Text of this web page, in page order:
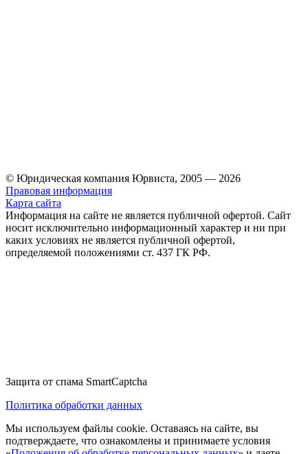
© Юридическая компания Юрвиста, 2005 — 2026
Правовая информация
Карта сайта
Информация на сайте не является публичной офертой. Cайт
носит исключительно информационный характер и ни при
каких условиях не является публичной офертой,
определяемой положениями ст. 437 ГК РФ.
Защита от спама SmartCaptcha
Политика обработки данных
Мы используем файлы cookie. Оставаясь на сайте, вы
подтверждаете, что ознакомлены и принимаете условия